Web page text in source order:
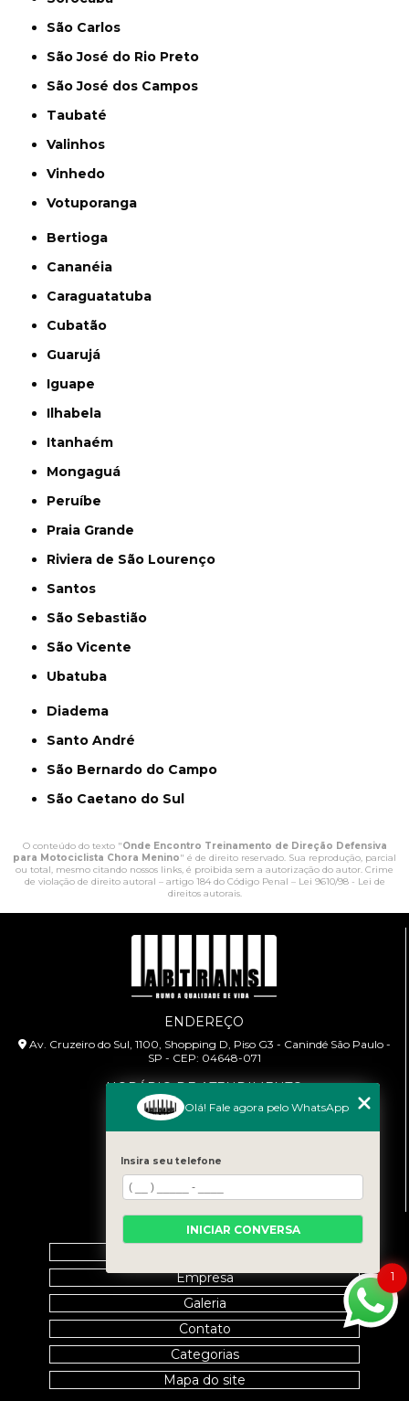
São Carlos
São José do Rio Preto
São José dos Campos
Taubaté
Valinhos
Vinhedo
Votuporanga
Bertioga
Cananéia
Caraguatatuba
Cubatão
Guarujá
Iguape
Ilhabela
Itanhaém
Mongaguá
Peruíbe
Praia Grande
Riviera de São Lourenço
Santos
São Sebastião
São Vicente
Ubatuba
Diadema
Santo André
São Bernardo do Campo
São Caetano do Sul
O conteúdo do texto "Onde Encontro Treinamento de Direção Defensiva
para Motociclista Chora Menino" é de direito reservado. Sua reprodução, parcial
ou total, mesmo citando nossos links, é proibida sem a autorização do autor. Crime
de violação de direito autoral – artigo 184 do Código Penal – Lei 9610/98 - Lei de
direitos autorais.
ENDEREÇO
Av. Cruzeiro do Sul, 1100, Shopping D, Piso G3 - Canindé São Paulo -
SP - CEP: 04648-071
HORÁRIO DE ATENDIMENTO
Segunda à Sexta: 9:00h às 18:00h
cursoabtrans@gmail.com
MENU
Empresa
Galeria
Contato
Categorias
Mapa do site
1
Olá! Fale agora pelo WhatsApp
Insira seu telefone
INICIAR CONVERSA